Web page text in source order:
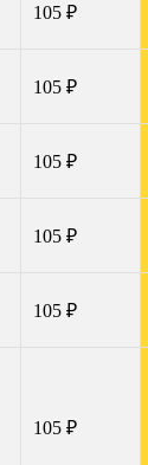
105 ₽
105 ₽
105 ₽
105 ₽
105 ₽
105 ₽